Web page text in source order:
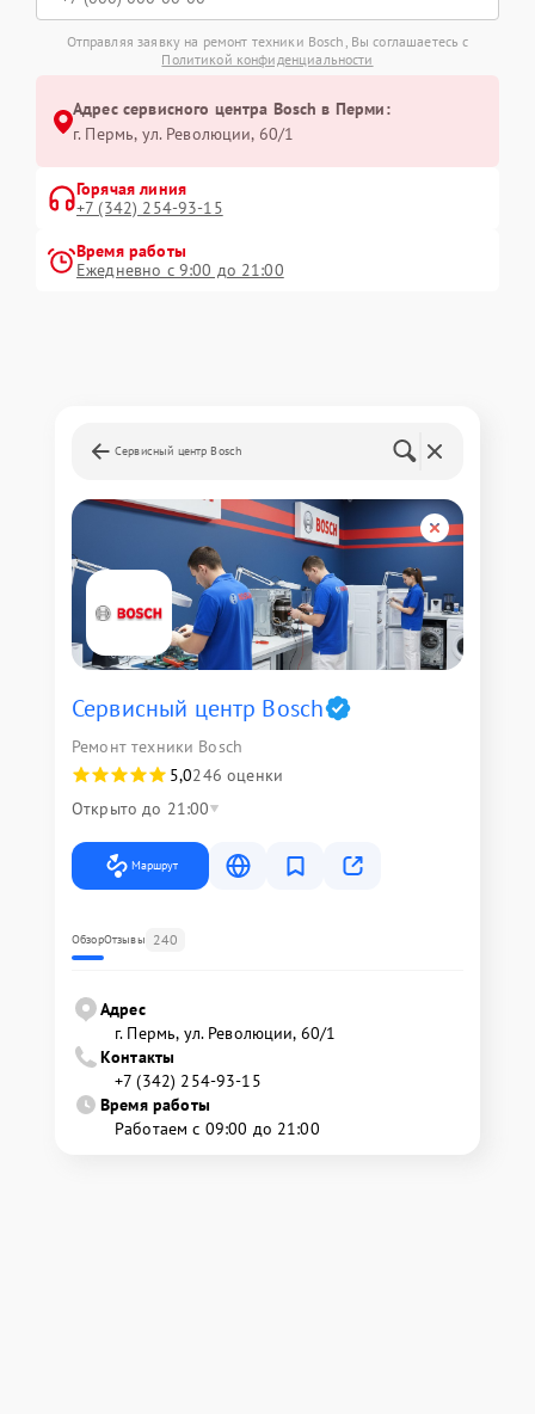
Отправляя заявку на ремонт техники Bosch, Вы соглашаетесь с
Политикой конфиденциальности
Адрес сервисного центра Bosch в Перми:
г. Пермь, ул. ​Революции, 60/1
Горячая линия
+7 (342) 254-93-15
Время работы
Ежедневно с 9:00 до 21:00
Сервисный центр Bosch
Сервисный центр Bosch
Ремонт техники Bosch
5,0246 оценки
Открыто до 21:00
Маршрут
ОбзорОтзывы 240
Адрес
г. Пермь, ул. ​Революции, 60/1
Контакты
+7 (342) 254-93-15
Время работы
Работаем с 09:00 до 21:00